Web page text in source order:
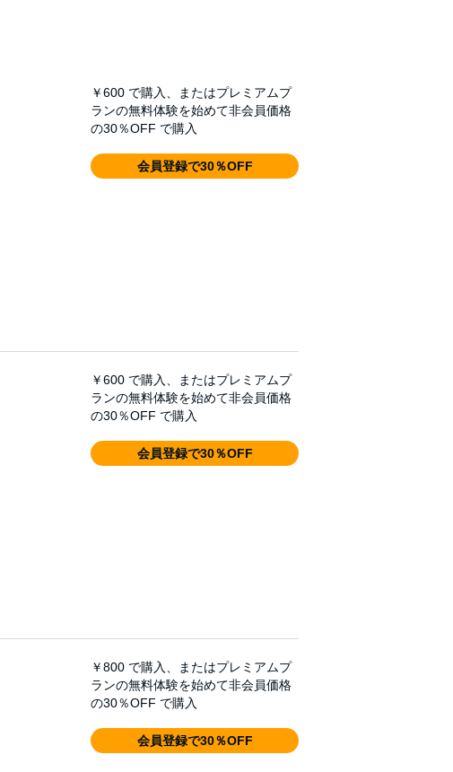
￥600 で購入、またはプレミアムプ
ランの無料体験を始めて非会員価格
の30％OFF で購入
会員登録で30％OFF
￥600 で購入、またはプレミアムプ
ランの無料体験を始めて非会員価格
の30％OFF で購入
会員登録で30％OFF
￥800 で購入、またはプレミアムプ
ランの無料体験を始めて非会員価格
の30％OFF で購入
会員登録で30％OFF